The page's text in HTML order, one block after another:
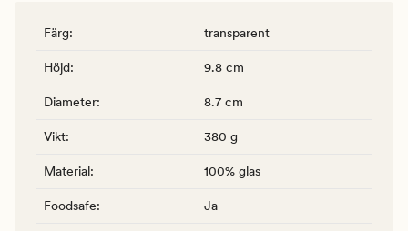
Färg: transparent
Höjd: 9.8 cm
Diameter: 8.7 cm
Vikt: 380 g
Material: 100% glas
Foodsafe: Ja